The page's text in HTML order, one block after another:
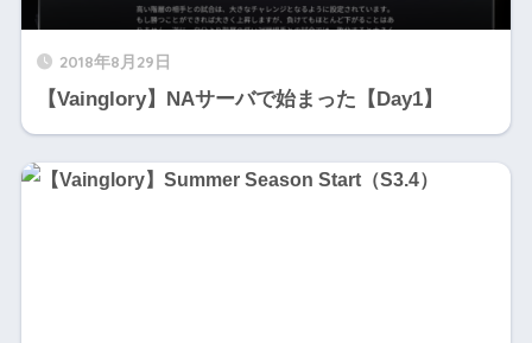
2018年8月29日
【Vainglory】NAサーバで始まった【Day1】